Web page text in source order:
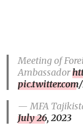
Meeting of
Ambassador
pic.twitter.com/
— MFA
July 26, 2023